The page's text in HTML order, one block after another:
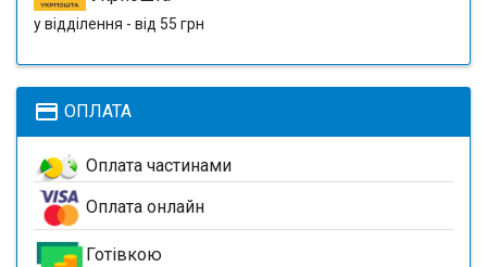
у відділення - від 55 грн
payment ОПЛАТА
Оплата частинами
Оплата онлайн
Готівкою